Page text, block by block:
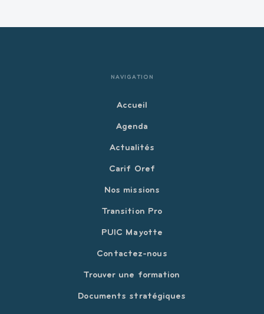
NAVIGATION
Accueil
Agenda
Actualités
Carif Oref
Nos missions
Transition Pro
PUIC Mayotte
Contactez-nous
Trouver une formation
Documents stratégiques